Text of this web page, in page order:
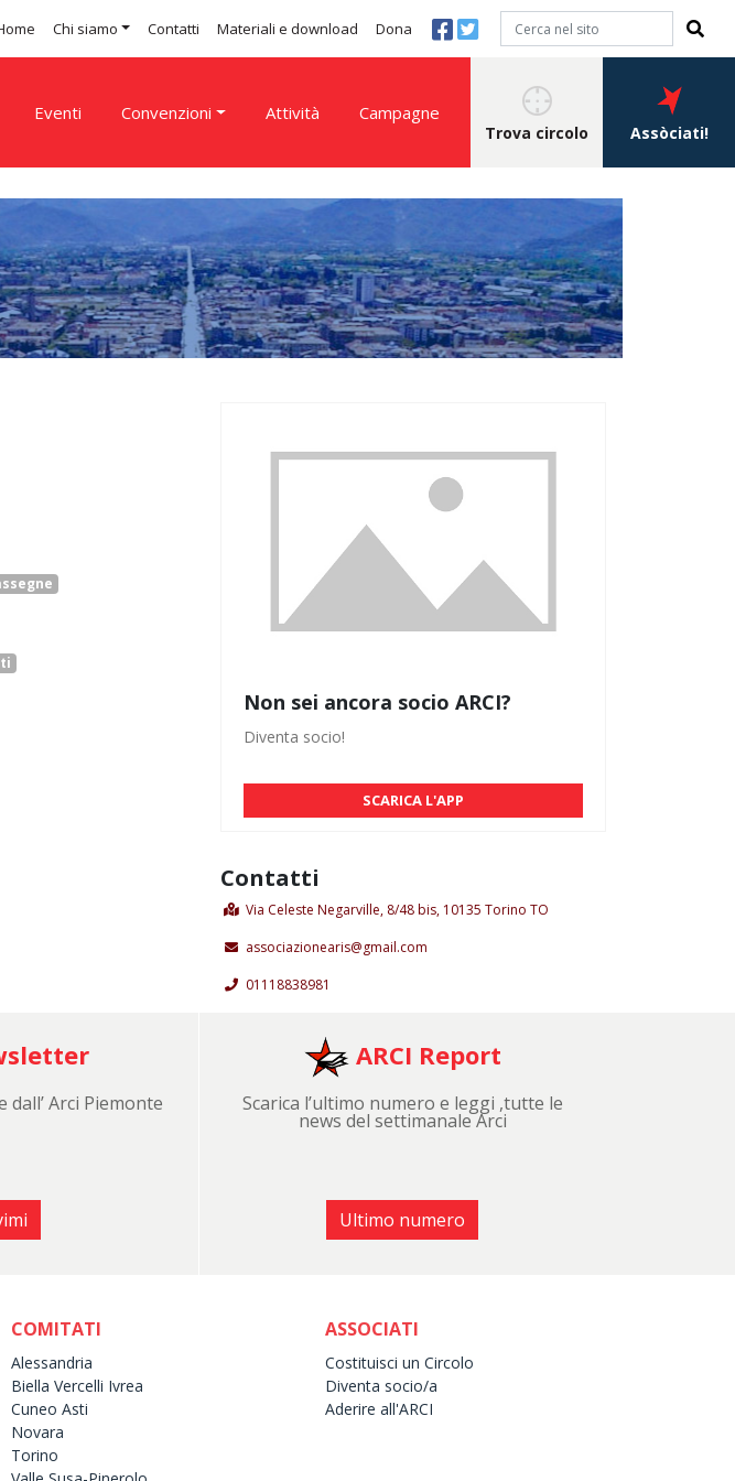
Chi siamo Contatti Materiali e download Dona
Eventi Convenzioni Attività Campagne
Trova circolo Assòciati!
Non sei ancora socio ARCI?
Diventa socio!
SCARICA L'APP
Contatti
Via Celeste Negarville, 8/48 bis, 10135 Torino TO
associazionearis@gmail.com
01118838981
dall’ Arci Piemonte
ARCI Report
Scarica l’ultimo numero e leggi ,tutte le
news del settimanale Arci
Ultimo numero
COMITATI
Alessandria
Biella Vercelli Ivrea
Cuneo Asti
Novara
Torino
ASSOCIATI
Costituisci un Circolo
Diventa socio/a
Aderire all'ARCI